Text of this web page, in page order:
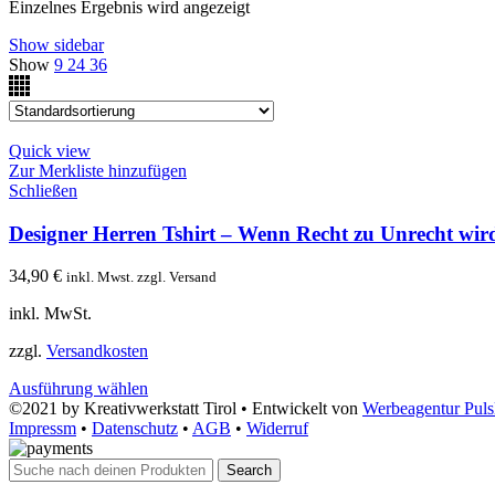
Einzelnes Ergebnis wird angezeigt
Show sidebar
Show 9 24 36
Quick view
Zur Merkliste hinzufügen
Schließen
Designer Herren Tshirt – Wenn Recht zu Unrecht
34,90 € inkl. Mwst. zzgl. Versand
inkl. MwSt.
zzgl. Versandkosten
Ausführung wählen
©2021 by Kreativwerkstatt Tirol • Entwickelt von Werbeagentur
Impressm • Datenschutz • AGB • Widerruf
Search